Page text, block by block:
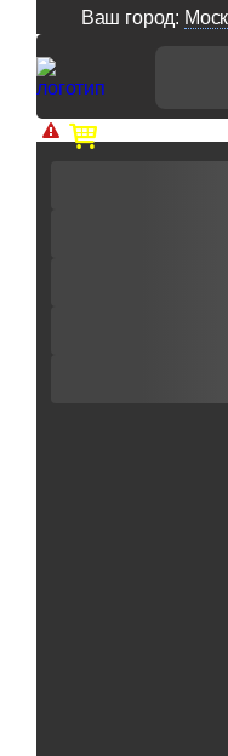
Ваш город:
Доп. скидка от